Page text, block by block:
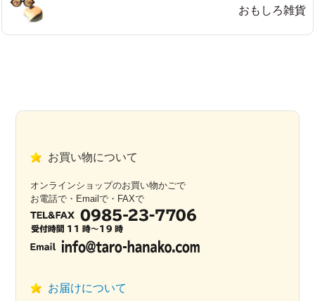
おもしろ雑貨
お買い物について
オンラインショップのお買い物かごで
お電話で・Emailで・FAXで
お届けについて